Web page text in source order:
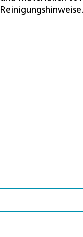
Reinigungshinweise.